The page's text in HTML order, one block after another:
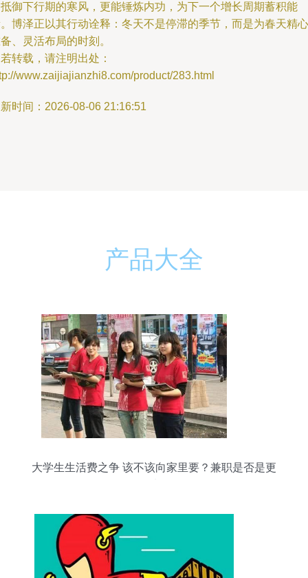
御下行期的寒风，更能锤炼内功，为下一个增长周期蓄积能
博泽正以其行动诠释：冬天不是停滞的季节，而是为春天精心
、灵活布局的时刻。
转载，请注明出处：
www.zaijiajianzhi8.com/product/283.html
时间：2026-08-06 21:16:51
产品大全
大学生生活费之争 该不该向家里要？兼职是否是更